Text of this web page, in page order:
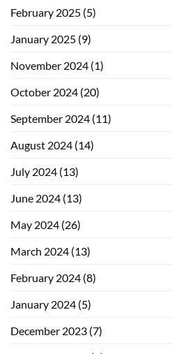
February 2025 (5)
January 2025 (9)
November 2024 (1)
October 2024 (20)
September 2024 (11)
August 2024 (14)
July 2024 (13)
June 2024 (13)
May 2024 (26)
March 2024 (13)
February 2024 (8)
January 2024 (5)
December 2023 (7)